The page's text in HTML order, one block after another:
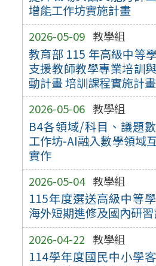
增能工作坊實施計畫
2026-05-09 教學組
教育部 115 年高級中等
支援教師教學專業培訓
動計畫 培訓課程實施計畫
2026-05-06 教學組
B4各領域/科目、議題
工作坊-AI融入數學領域
實作
2026-05-04 教學組
115年度選送高級中等
海外短期進修及國內研
2026-04-22 教學組
114學年度國民中小學